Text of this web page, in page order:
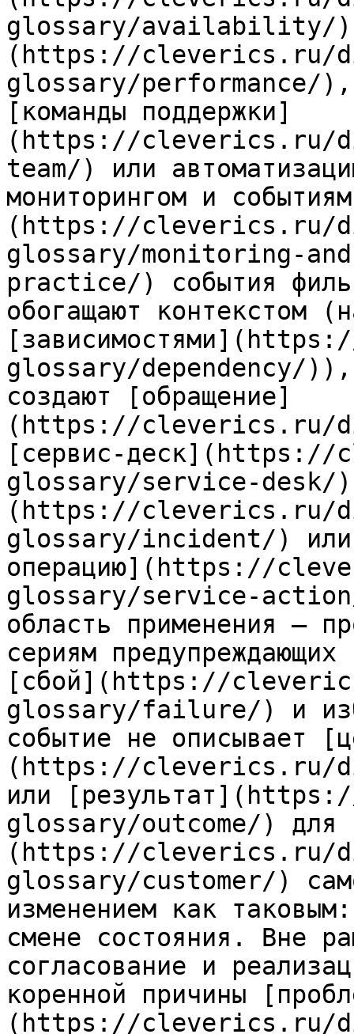
glossary/availability/) и
(https://cleverics.ru/
glossary/performance/),
[команды поддержки]
(https://cleverics.ru/
team/) или
мониторингом и
(https://cleverics.ru/
glossary/monitoring-
practice/) события
обогащают контекстом
glossary/dependency/)),
создают [обращение]
(https://cleverics.ru/
[сервис-
glossary/service-desk/
(https://cleverics.ru/
glossary/incident/) или
операцию](https://
glossary/service-action/
область применения —
сериям
[сбой](https://
glossary/failure/) и
событие не описывает
(https://cleverics.ru/
или
glossary/outcome/) для
(https://cleverics.ru/
glossary/customer/)
изменением как
смене состояния. Вне
согласование и
коренной причины
(https://cleverics.ru/